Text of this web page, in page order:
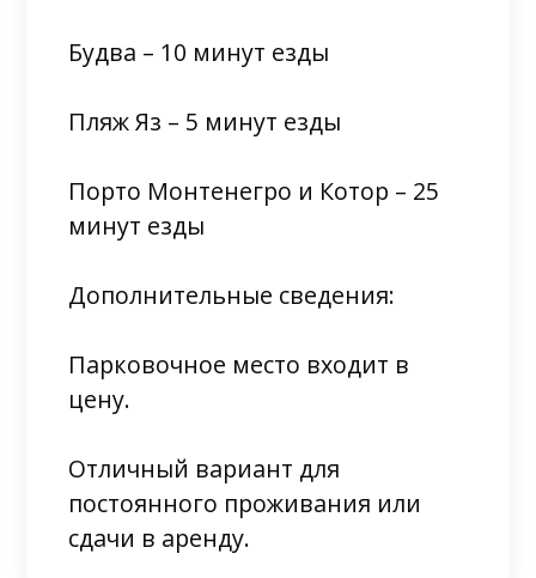
Будва – 10 минут езды
Пляж Яз – 5 минут езды
Порто Монтенегро и Котор – 25
минут езды
Дополнительные сведения:
Парковочное место входит в
цену.
Отличный вариант для
постоянного проживания или
сдачи в аренду.